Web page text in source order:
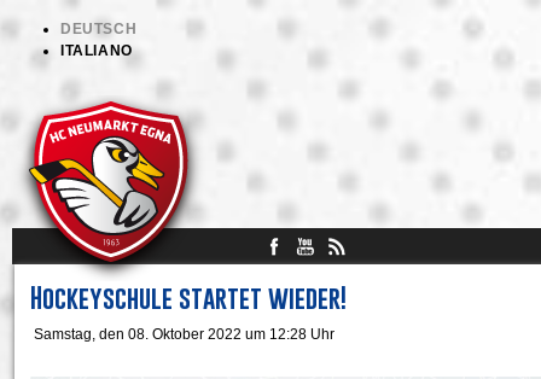
DEUTSCH
ITALIANO
Hockeyschule startet wieder!
Samstag, den 08. Oktober 2022 um 12:28 Uhr